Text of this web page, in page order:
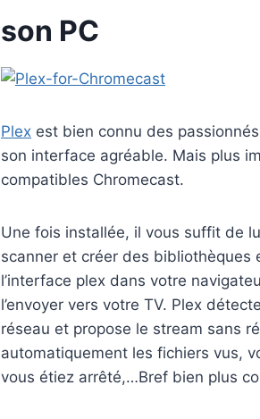
son PC
Plex est bien connu des
son interface agréable. Mais plus
compatibles Chromecast.
Une fois installée, il vous suffit de
scanner et créer des bibliothèques
l’interface plex dans votre
l’envoyer vers votre TV. Plex
réseau et propose le stream sans
automatiquement les fichiers vus,
vous étiez arrêté,…Bref bien plus